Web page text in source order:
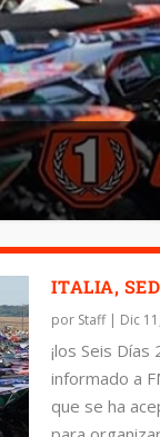
ITALIA,
por Staff| Dic
¡los Seis
informado a
que se ha